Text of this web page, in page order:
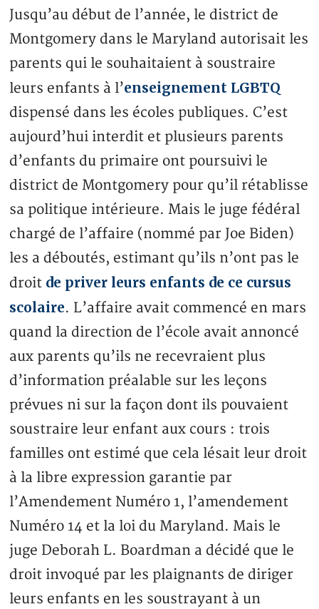
Jusqu’au début de l’année, le district de
Montgomery dans le Maryland autorisait les
parents qui le souhaitaient à soustraire
leurs enfants à l’enseignement LGBTQ
dispensé dans les écoles publiques. C’est
aujourd’hui interdit et plusieurs parents
d’enfants du primaire ont poursuivi le
district de Montgomery pour qu’il rétablisse
sa politique intérieure. Mais le juge fédéral
chargé de l’affaire (nommé par Joe Biden)
les a déboutés, estimant qu’ils n’ont pas le
droit de priver leurs enfants de ce cursus
scolaire. L’affaire avait commencé en mars
quand la direction de l’école avait annoncé
aux parents qu’ils ne recevraient plus
d’information préalable sur les leçons
prévues ni sur la façon dont ils pouvaient
soustraire leur enfant aux cours : trois
familles ont estimé que cela lésait leur droit
à la libre expression garantie par
l’Amendement Numéro 1, l’amendement
Numéro 14 et la loi du Maryland. Mais le
juge Deborah L. Boardman a décidé que le
droit invoqué par les plaignants de diriger
leurs enfants en les soustrayant à un